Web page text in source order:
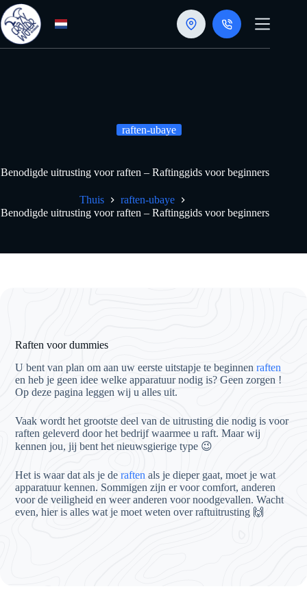
Doorgaan
naar
artikel
raften-ubaye
Benodigde uitrusting voor raften – Raftinggids voor beginners
Thuis
raften-ubaye
Benodigde uitrusting voor raften – Raftinggids voor beginners
Raften voor dummies
U bent van plan om aan uw eerste uitstapje te beginnenraften
en heb je geen idee welke apparatuur nodig is? Geen zorgen !
Op deze pagina leggen wij u alles uit.
Vaak wordt het grootste deel van de uitrusting die nodig is voor
raften geleverd door het bedrijf waarmee u raft. Maar wij
kennen jou, jij bent het nieuwsgierige type 😉
Het is waar dat als je deraften als je dieper gaat, moet je wat
apparatuur kennen. Sommigen zijn er voor comfort, anderen
voor de veiligheid en weer anderen voor noodgevallen. Wacht
even, hier is alles wat je moet weten over raftuitrusting 🙌